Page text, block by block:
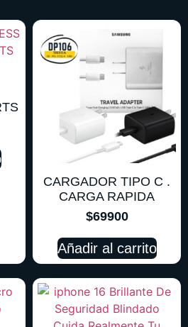
CARGADOR TIPO C .
CARGA RAPIDA
$69900
Añadir al carrito